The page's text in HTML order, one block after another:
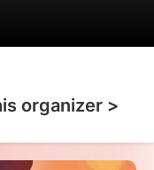
organizer >